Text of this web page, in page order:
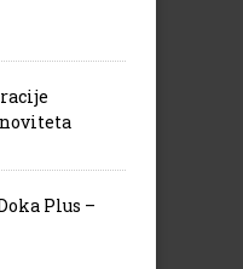
Plus –